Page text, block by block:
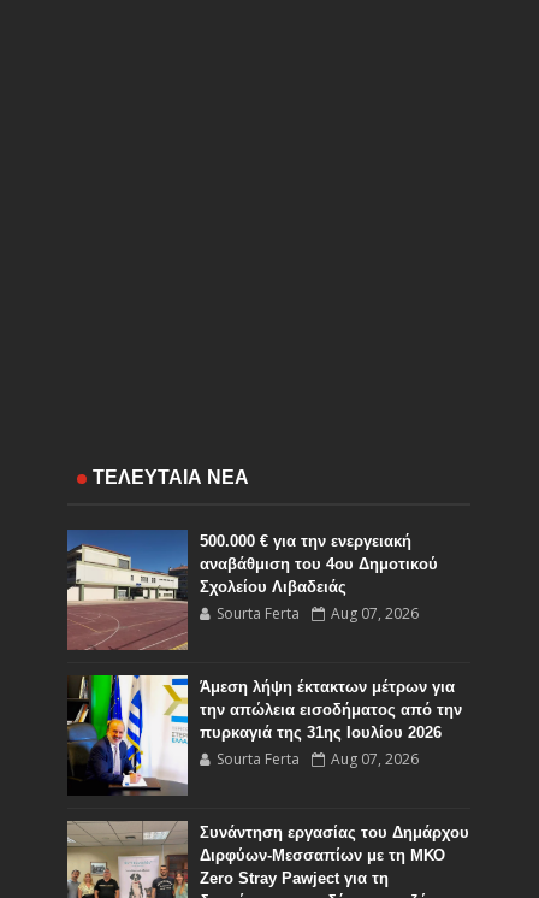
ΤΕΛΕΥΤΑΙΑ ΝΕΑ
500.000 € για την ενεργειακή
αναβάθμιση του 4ου Δημοτικού
Σχολείου Λιβαδειάς
Sourta Ferta Aug 07, 2026
Άμεση λήψη έκτακτων μέτρων για
την απώλεια εισοδήματος από την
πυρκαγιά της 31ης Ιουλίου 2026
Sourta Ferta Aug 07, 2026
Συνάντηση εργασίας του Δημάρχου
Διρφύων-Μεσσαπίων με τη ΜΚΟ
Zero Stray Pawject για τη